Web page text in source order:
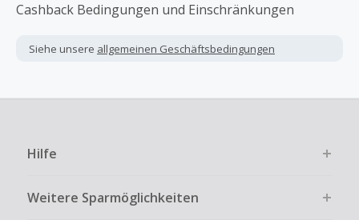
Cashback Bedingungen und Einschränkungen
Siehe unsere allgemeinen Geschäftsbedingungen
Hilfe
Weitere Sparmöglichkeiten